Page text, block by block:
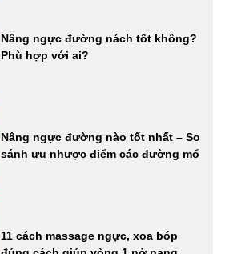
Nâng ngực đường nách tốt không?
Phù hợp với ai?
Nâng ngực đường nào tốt nhất – So
sánh ưu nhược điểm các đường mổ
11 cách massage ngực, xoa bóp